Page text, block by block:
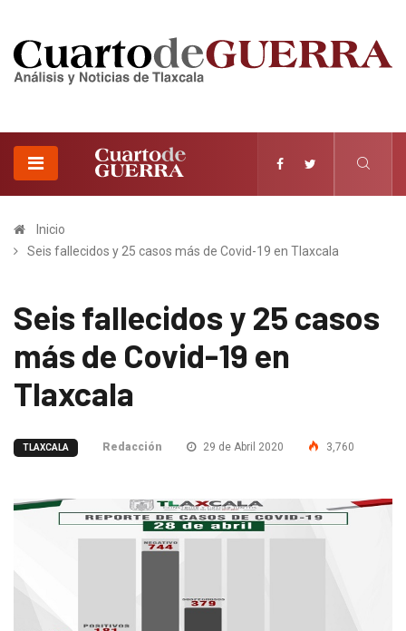
Inicio
Seis fallecidos y 25 casos más de Covid-19 en Tlaxcala
Seis fallecidos y 25 casos
más de Covid-19 en
Tlaxcala
TLAXCALA Redacción 29 de Abril 2020 3,760